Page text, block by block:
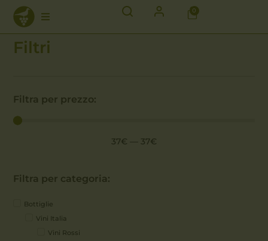
0
Filtri
Filtra per prezzo:
37€ 37€
Filtra per categoria:
Bottiglie
Vini Italia
Vini Rossi